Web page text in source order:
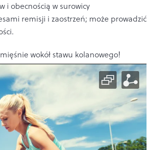
i obecnością w surowicy
remisji i zaostrzeń; może prowadzić
wokół stawu kolanowego!